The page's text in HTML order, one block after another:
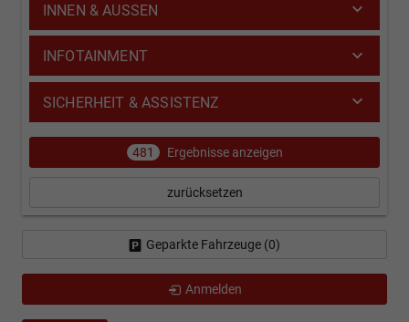
INNEN & AUSSEN
INFOTAINMENT
SICHERHEIT & ASSISTENZ
481 Ergebnisse anzeigen
zurücksetzen
Geparkte Fahrzeuge (0)
Anmelden